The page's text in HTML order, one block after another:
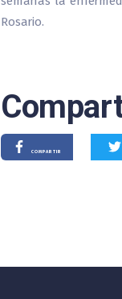
Rosario.
COMPARTIR